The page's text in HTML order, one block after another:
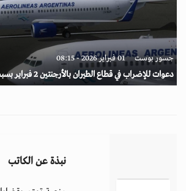
جسور بوست 01 فبراير 2026 - 08:15
دعوات للإضراب في قطاع الطيران بالأرجنتين 2 فبراير بسبب ظروف العمل
نبذة عن الكاتب